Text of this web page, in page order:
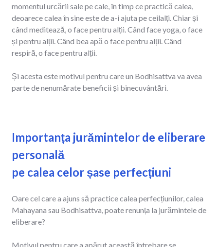
momentul urcării sale pe cale, în timp ce practică calea,
deoarece calea în sine este de a-i ajuta pe ceilalți. Chiar și
când meditează, o face pentru alții. Când face yoga, o face
și pentru alții. Când bea apă o face pentru alții. Când
respiră, o face pentru alții.
Și acesta este motivul pentru care un Bodhisattva va avea
parte de nenumărate beneficii și binecuvântări.
Importanța jurămintelor de eliberare
personală
pe calea celor șase perfecțiuni
Oare cel care a ajuns să practice calea perfecțiunilor, calea
Mahayana sau Bodhisattva, poate renunța la jurămintele de
eliberare?
Motivul pentru care a apărut această întrebare se